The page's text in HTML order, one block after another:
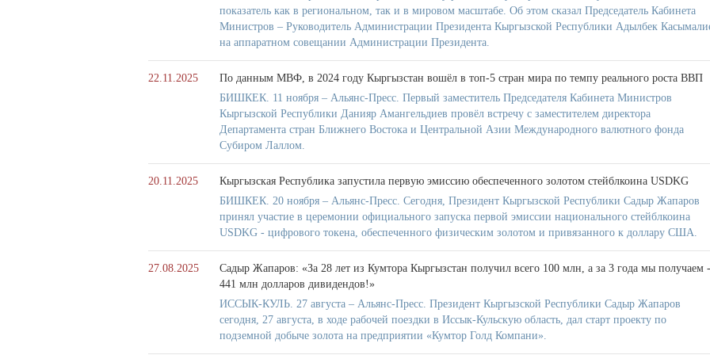
показатель как в региональном, так и в мировом масштабе. Об этом сказал Председатель Кабинета
Министров – Руководитель Администрации Президента Кыргызской Республики Адылбек
на аппаратном совещании Администрации Президента.
22.11.2025
По данным МВФ, в 2024 году Кыргызстан вошёл в топ-5 стран мира по темпу реального роста ВВП
БИШКЕК. 11 ноября – Альянс-Пресс. Первый заместитель Председателя Кабинета Министров
Кыргызской Республики Данияр Амангельдиев провёл встречу с заместителем директора
Департамента стран Ближнего Востока и Центральной Азии Международного валютного фонда
Субиром Лаллом.
20.11.2025
Кыргызская Республика запустила первую эмиссию обеспеченного золотом стейблкоина USDKG
БИШКЕК. 20 ноября – Альянс-Пресс. Сегодня, Президент Кыргызской Республики Садыр Жапаров
принял участие в церемонии официального запуска первой эмиссии национального стейблкоина
USDKG - цифрового токена, обеспеченного физическим золотом и привязанного к доллару США.
27.08.2025
Садыр Жапаров: «За 28 лет из Кумтора Кыргызстан получил всего 100 млн, а за 3 года мы получаем -
441 млн долларов дивидендов!»
ИССЫК-КУЛЬ. 27 августа – Альянс-Пресс. Президент Кыргызской Республики Садыр Жапаров
сегодня, 27 августа, в ходе рабочей поездки в Иссык-Кульскую область, дал старт проекту по
подземной добыче золота на предприятии «Кумтор Голд Компани».